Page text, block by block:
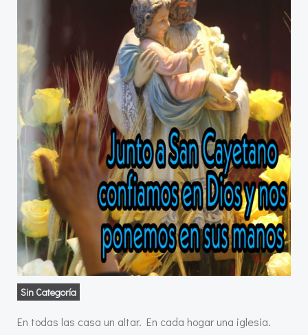
Sin Categoría
En todas las casa un altar. En cada hogar una iglesia.